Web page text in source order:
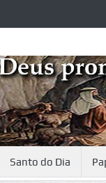
Santo do Dia